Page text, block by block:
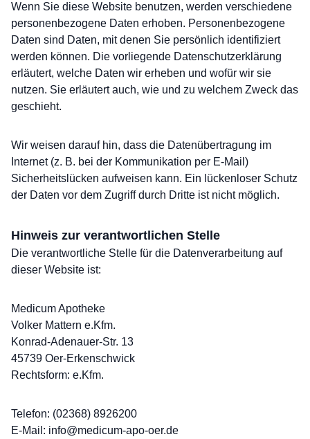
Wenn Sie diese Website benutzen, werden verschiedene
personenbezogene Daten erhoben. Personenbezogene
Daten sind Daten, mit denen Sie persönlich identifiziert
werden können. Die vorliegende Datenschutzerklärung
erläutert, welche Daten wir erheben und wofür wir sie
nutzen. Sie erläutert auch, wie und zu welchem Zweck das
geschieht.
Wir weisen darauf hin, dass die Datenübertragung im
Internet (z. B. bei der Kommunikation per E-Mail)
Sicherheitslücken aufweisen kann. Ein lückenloser Schutz
der Daten vor dem Zugriff durch Dritte ist nicht möglich.
Hinweis zur verantwortlichen Stelle
Die verantwortliche Stelle für die Datenverarbeitung auf
dieser Website ist:
Medicum Apotheke
Volker Mattern e.Kfm.
Konrad-Adenauer-Str. 13
45739 Oer-Erkenschwick
Rechtsform: e.Kfm.
Telefon: (02368) 8926200
E-Mail: info@medicum-apo-oer.de